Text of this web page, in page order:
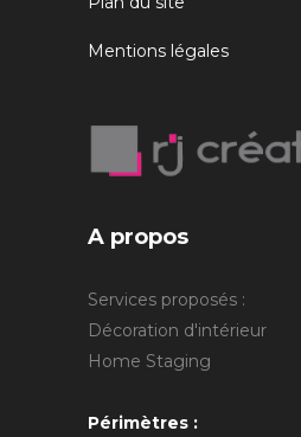
Mentions légales
A propos
Services proposés :
Décoration d'intérieur
Home Staging
Périmètres :